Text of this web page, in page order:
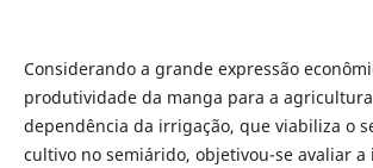
Considerando a grande expressão
produtividade da manga para a
dependência da irrigação, que viabiliza o
cultivo no semiárido, objetivou-se avaliar